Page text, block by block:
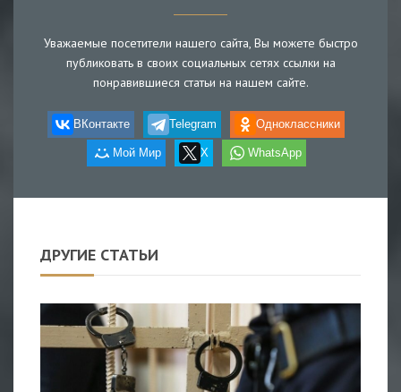
Уважаемые посетители нашего сайта, Вы можете быстро
публиковать в своих социальных сетях ссылки на
понравившиеся статьи на нашем сайте.
ВКонтакте Telegram Одноклассники
Мой Мир X WhatsApp
ДРУГИЕ СТАТЬИ